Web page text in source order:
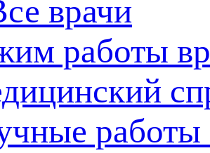
врачи
работы
работы